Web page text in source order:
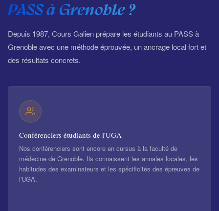
PASS à Grenoble ?
Depuis 1987, Cours Galien prépare les étudiants au PASS à
Grenoble avec une méthode éprouvée, un ancrage local fort et
des résultats concrets.
Conférenciers étudiants de l'UGA
Nos conférenciers sont encore en cursus à la faculté de
médecine de Grenoble. Ils connaissent les annales locales, les
habitudes des examinateurs et les spécificités des épreuves de
l'UGA.